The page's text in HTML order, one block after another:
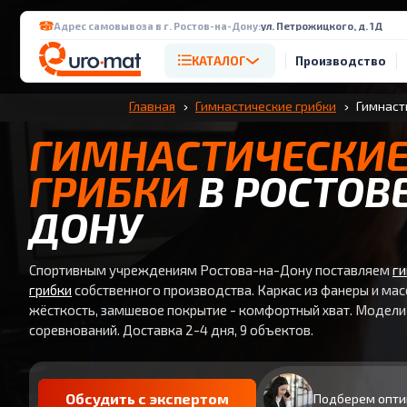
Адрес самовывоза в г. Ростов-на-Дону:ул. Петрожицкого, д. 1Д
КАТАЛОГ Производство
Главная Гимнастические грибки
ГРИБКИ В
ДОНУ
Спортивным учреждениям Ростова-на-Дону поставляем
грибки собственного производства. Каркас из фанеры и
жёсткость, замшевое покрытие - комфортный хват. Модели
соревнований. Доставка 2-4 дня, 9 объектов.
Обсудить с экспертом Подберем